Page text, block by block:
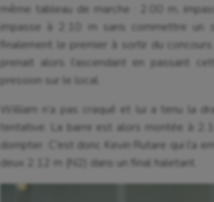
même tableau de marche : 2.00 m,
impasse à 2.10 m sans commettre un
finalement le premier à sortir du
prenait alors l’ascendant en passant
pression sur le local.
William n’a pas craqué et lui a tenu la
tentative. La barre est alors montée à
dompter. C’est donc Kevin Rutare qui l’a
deux 2.12 m (N2) dans un final haletant.